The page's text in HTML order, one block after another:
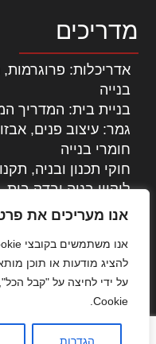
אנו מעריכים את
להציג מודעות או תוכן
על ידי לחיצה על "קבל
Cookie.
הגדרות
מדריכים
אדריכלות: פרוגרמות,
בנייה
בניית בית: המדריך
גמר: עיצוב פנים,
חומרי בנייה
חוקי תכנון ובניה,
ליקויי בניה ובדק בית
נדל"ן: זכויות, אגרות
עקרונות ניהול
צילום אדריכלי
שיווק נדלן
שיטות בניה: מפרטים
תוכן שיווקי